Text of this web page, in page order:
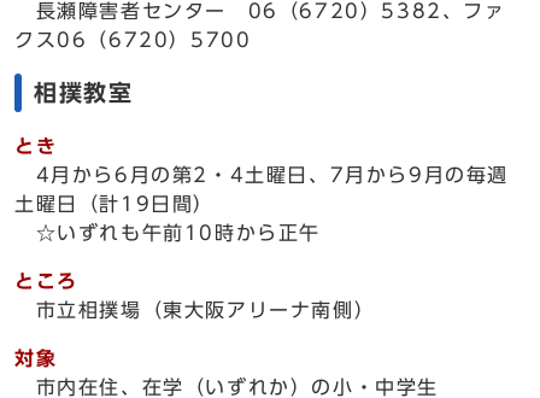
長瀬障害者センター 06（6720）5382、ファ
クス06（6720）5700
相撲教室
とき
4月から6月の第2・4土曜日、7月から9月の毎週
土曜日（計19日間）
☆いずれも午前10時から正午
ところ
市立相撲場（東大阪アリーナ南側）
対象
市内在住、在学（いずれか）の小・中学生